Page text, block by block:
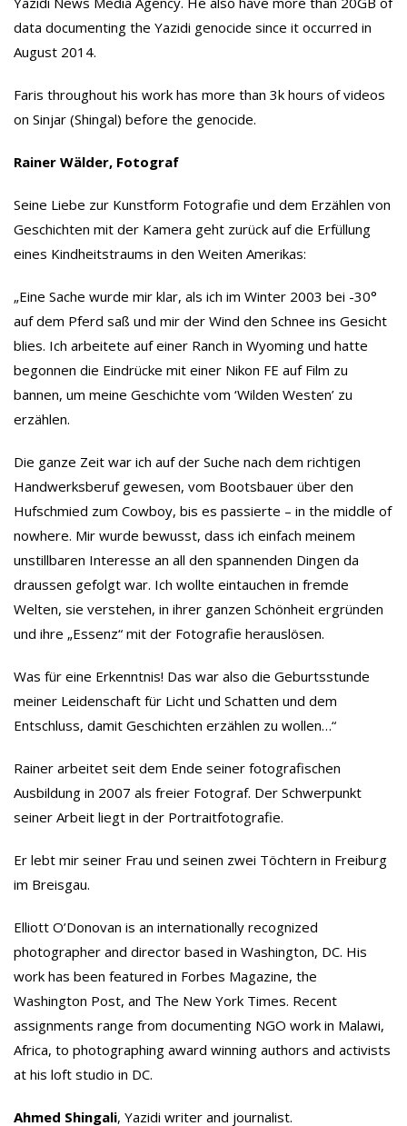
data documenting the Yazidi genocide since it occurred in
August 2014.
Faris throughout his work has more than 3k hours of videos
on Sinjar (Shingal) before the genocide.
Rainer Wälder, Fotograf
Seine Liebe zur Kunstform Fotografie und dem Erzählen von
Geschichten mit der Kamera geht zurück auf die Erfüllung
eines Kindheitstraums in den Weiten Amerikas:
„Eine Sache wurde mir klar, als ich im Winter 2003 bei -30°
auf dem Pferd saß und mir der Wind den Schnee ins Gesicht
blies. Ich arbeitete auf einer Ranch in Wyoming und hatte
begonnen die Eindrücke mit einer Nikon FE auf Film zu
bannen, um meine Geschichte vom ‘Wilden Westen’ zu
erzählen.
Die ganze Zeit war ich auf der Suche nach dem richtigen
Handwerksberuf gewesen, vom Bootsbauer über den
Hufschmied zum Cowboy, bis es passierte – in the middle of
nowhere. Mir wurde bewusst, dass ich einfach meinem
unstillbaren Interesse an all den spannenden Dingen da
draussen gefolgt war. Ich wollte eintauchen in fremde
Welten, sie verstehen, in ihrer ganzen Schönheit ergründen
und ihre „Essenz“ mit der Fotografie herauslösen.
Was für eine Erkenntnis! Das war also die Geburtsstunde
meiner Leidenschaft für Licht und Schatten und dem
Entschluss, damit Geschichten erzählen zu wollen…“
Rainer arbeitet seit dem Ende seiner fotografischen
Ausbildung in 2007 als freier Fotograf. Der Schwerpunkt
seiner Arbeit liegt in der Portraitfotografie.
Er lebt mir seiner Frau und seinen zwei Töchtern in Freiburg
im Breisgau.
Elliott O’Donovan is an internationally recognized
photographer and director based in Washington, DC. His
work has been featured in Forbes Magazine, the
Washington Post, and The New York Times. Recent
assignments range from documenting NGO work in Malawi,
Africa, to photographing award winning authors and activists
at his loft studio in DC.
Ahmed Shingali, Yazidi writer and journalist.